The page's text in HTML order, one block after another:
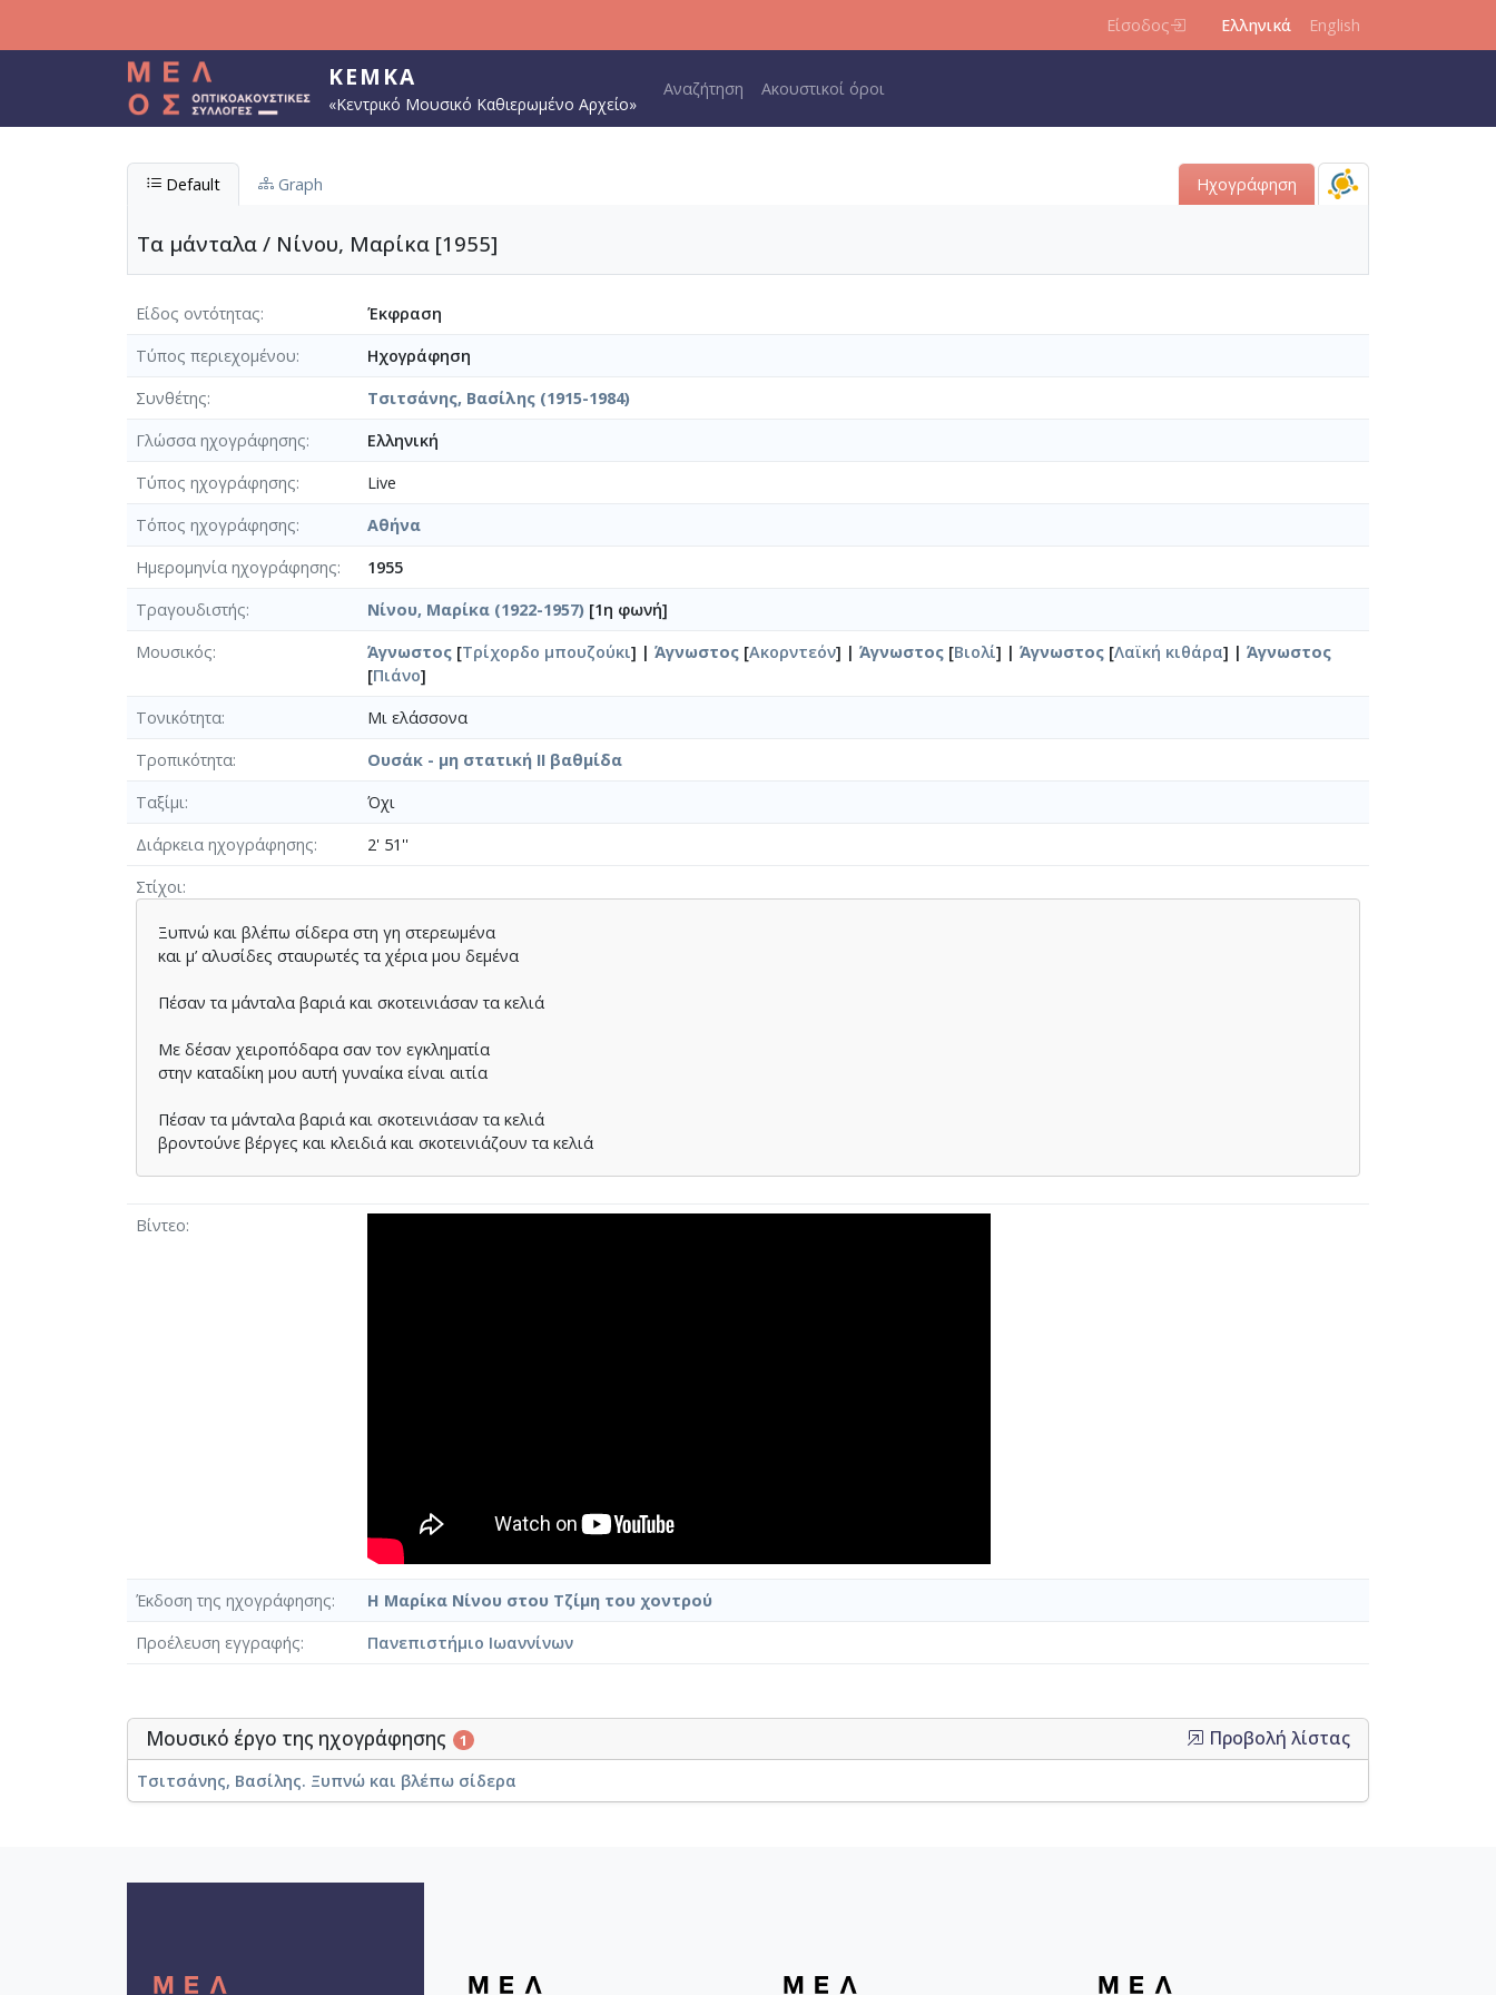
Είσοδος Ελληνικά English
ΚΕΜΚΑ
«Κεντρικό Μουσικό Καθιερωμένο Αρχείο»
Main navigation
Αναζήτηση Ακουστικοί όροι
Default Graph Ηχογράφηση
Τα μάνταλα / Νίνου, Μαρίκα [1955]
Είδος οντότητας
Έκφραση
Τύπος περιεχομένου
Ηχογράφηση
Συνθέτης
Τσιτσάνης, Βασίλης (1915-1984)
Γλώσσα ηχογράφησης
Ελληνική
Τύπος ηχογράφησης
Live
Τόπος ηχογράφησης
Αθήνα
Ημερομηνία ηχογράφησης
1955
Τραγουδιστής
Νίνου, Μαρίκα (1922-1957) [1η φωνή]
Μουσικός
Άγνωστος [Τρίχορδο μπουζούκι] | Άγνωστος [Ακορντεόν] | Άγνωστος [Βιολί] | Άγνωστος [Λαϊκή κιθάρα] | Άγνωστος
[Πιάνο]
Τονικότητα
Μι ελάσσονα
Τροπικότητα
Ουσάκ - μη στατική II βαθμίδα
Ταξίμι
Όχι
Διάρκεια ηχογράφησης
2' 51''
Στίχοι
Ξυπνώ και βλέπω σίδερα στη γη στερεωµένα
και µ’ αλυσίδες σταυρωτές τα χέρια µου δεµένα
Πέσαν τα µάνταλα βαριά και σκοτεινιάσαν τα κελιά
Με δέσαν χειροπόδαρα σαν τον εγκληµατία
στην καταδίκη µου αυτή γυναίκα είναι αιτία
Πέσαν τα µάνταλα βαριά και σκοτεινιάσαν τα κελιά
βροντούνε βέργες και κλειδιά και σκοτεινιάζουν τα κελιά
Βίντεο
Έκδοση της ηχογράφησης
Η Μαρίκα Νίνου στου Τζίμη του χοντρού
Προέλευση εγγραφής
Πανεπιστήμιο Ιωαννίνων
Μουσικό έργο της ηχογράφησης 1 Προβολή λίστας
Τσιτσάνης, Βασίλης. Ξυπνώ και βλέπω σίδερα